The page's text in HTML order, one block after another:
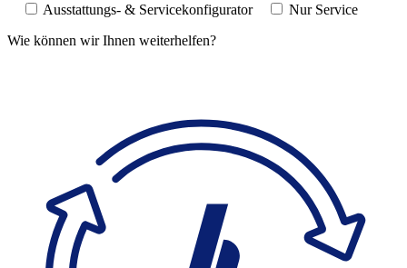
Ausstattungs- & Servicekonfigurator
Nur Service
Wie können wir Ihnen weiterhelfen?